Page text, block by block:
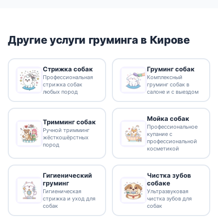
Другие услуги груминга в Кирове
Стрижка собак
Профессиональная
стрижка собак
любых пород
Груминг собак
Комплексный
груминг собак в
салоне и с выездом
Тримминг собак
Ручной тримминг
жёсткошёрстных
пород
Мойка собак
Профессиональное
купание с
профессиональной
косметикой
Гигиенический
груминг
Гигиеническая
стрижка и уход для
собак
Чистка зубов
собаке
Ультразвуковая
чистка зубов для
собак